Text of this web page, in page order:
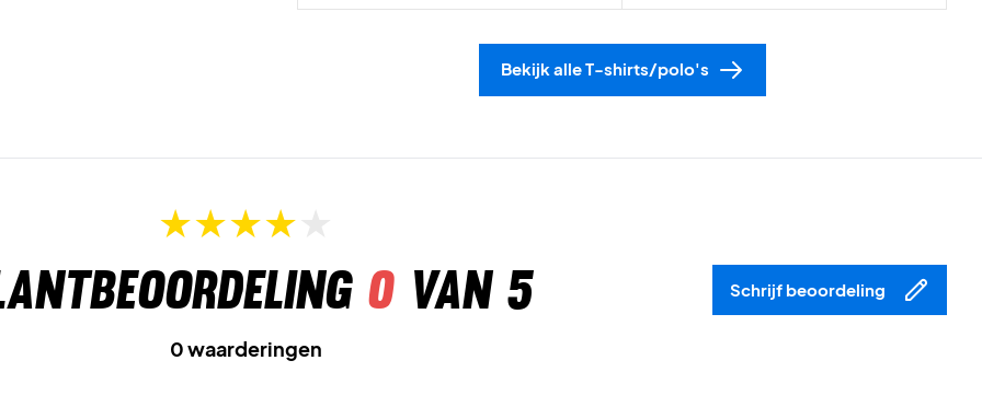
Bekijk alle T-shirts/polo's
0van 5 Schrijf beoordeling
0 waarderingen